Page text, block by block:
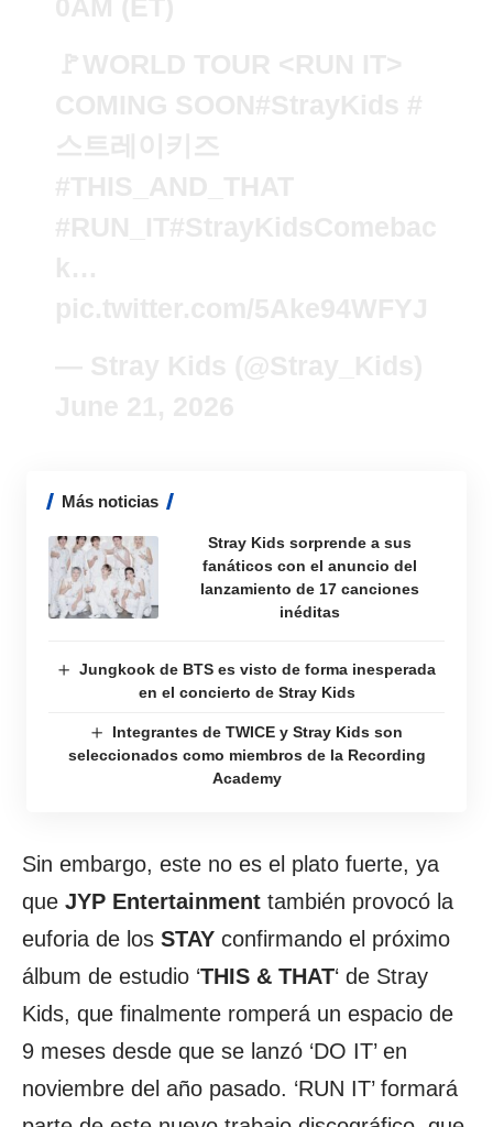
Más noticias
Stray Kids sorprende a sus
fanáticos con el anuncio del
lanzamiento de 17 canciones
inéditas
Jungkook de BTS es visto de forma inesperada
en el concierto de Stray Kids
Integrantes de TWICE y Stray Kids son
seleccionados como miembros de la Recording
Academy
Sin embargo, este no es el plato fuerte, ya
que JYP Entertainment también provocó la
euforia de los STAY confirmando el próximo
álbum de estudio ‘THIS & THAT‘ de Stray
Kids, que finalmente romperá un espacio de
9 meses desde que se lanzó ‘DO IT’ en
noviembre del año pasado. ‘RUN IT’ formará